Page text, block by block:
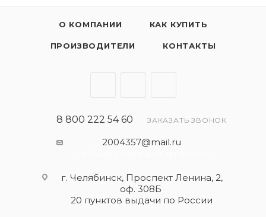
О КОМПАНИИ КАК КУПИТЬ
ПРОИЗВОДИТЕЛИ КОНТАКТЫ
8 800 222 54 60 ЗАКАЗАТЬ ЗВОНОК
2004357@mail.ru
г. Челябинск, Проспект Ленина, 2,
оф. 308Б
20 пунктов выдачи по России